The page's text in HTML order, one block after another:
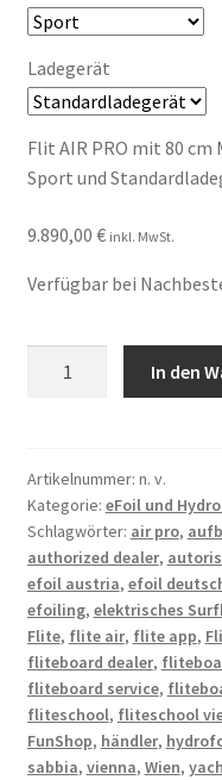
Ladegerät
Flit AIR PRO mit 80
Sport und
9.890,00 € inkl. MwSt.
Verfügbar bei
6
Menge
In den
Artikelnummer: n. v.
Kategorie: eFoil und
Schlagwörter: air pro,
authorized dealer,
efoil austria, efoil
efoiling, elektrisches
Flite, flite air, flite app,
fliteboard dealer,
fliteboard service,
fliteschool, fliteschool
FunShop, händler,
sabbia, vienna, Wien,